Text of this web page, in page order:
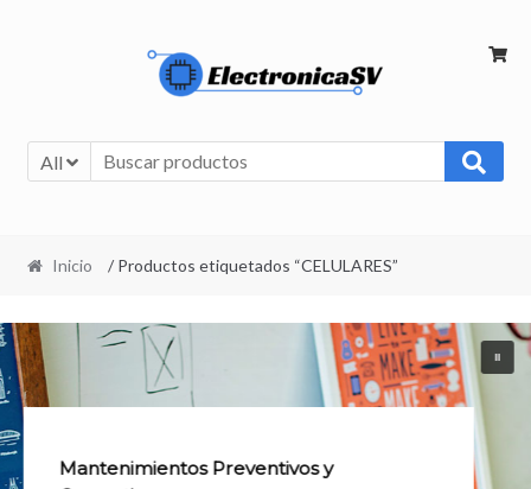
All
Inicio / Productos etiquetados “CELULARES”
Mantenimientos Preventivos y